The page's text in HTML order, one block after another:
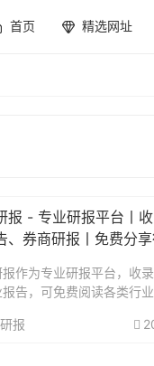
首页 精选网址
报 - 专业研报平台丨
、券商研报丨免费分
作为专业研报平台，收
告，可免费阅读各类行
支持全文关键词匹配，可
报